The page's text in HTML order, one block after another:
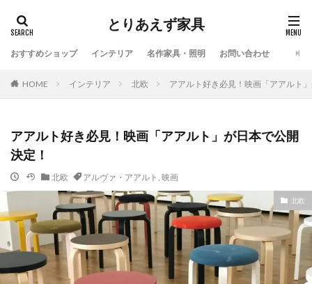
とりあえず家具
おすすめショップ インテリア 名作家具・照明 お問い合わせ
HOME インテリア 北欧 アアルト好き必見！映画「アアルト
アアルト好き必見！映画「アアルト」が日本で公開
決定！
北欧 アルヴァ・アアルト , 映画
北欧